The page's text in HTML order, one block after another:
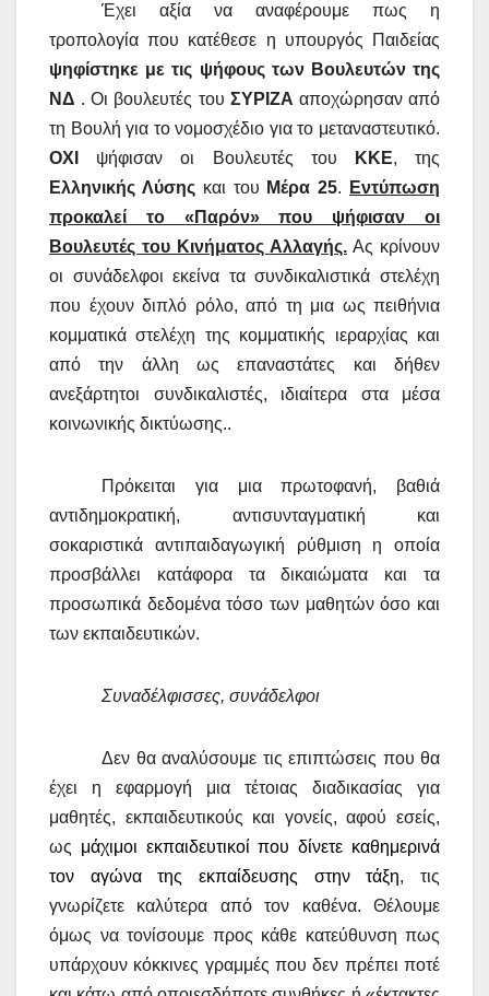
Έχει αξία να αναφέρουμε πως η
τροπολογία που κατέθεσε η υπουργός Παιδείας
ψηφίστηκε με τις ψήφους των Βουλευτών της
ΝΔ . Οι βουλευτές του ΣΥΡΙΖΑ αποχώρησαν από
τη Βουλή για το νομοσχέδιο για το μεταναστευτικό.
ΟΧΙ ψήφισαν οι Βουλευτές του ΚΚΕ, της
Ελληνικής Λύσηςκαι του Μέρα 25.
Εντύπωση
προκαλεί το «Παρόν» που ψήφισαν οι
Βουλευτές του Κινήματος Αλλαγής. Ας κρίνουν
οι συνάδελφοι εκείνα τα συνδικαλιστικά στελέχη
που έχουν διπλό ρόλο, από τη μια ως πειθήνια
κομματικά στελέχη της κομματικής ιεραρχίας και
από την άλλη ως επαναστάτες και δήθεν
ανεξάρτητοι συνδικαλιστές, ιδιαίτερα στα μέσα
κοινωνικής δικτύωσης..
Πρόκειται για μια πρωτοφανή, βαθιά
αντιδημοκρατική, αντισυνταγματική και
σοκαριστικά αντιπαιδαγωγική ρύθμιση η οποία
προσβάλλει κατάφορα τα δικαιώματα και τα
προσωπικά δεδομένα τόσο των μαθητών όσο και
των εκπαιδευτικών.
Συναδέλφισσες, συνάδελφοι
Δεν θα αναλύσουμε τις επιπτώσεις που θα
έχει η εφαρμογή μια τέτοιας διαδικασίας για
μαθητές, εκπαιδευτικούς και γονείς, αφού εσείς,
ως μάχιμοι εκπαιδευτικοί που δίνετε καθημερινά
τον αγώνα της εκπαίδευσης στην τάξη, τις
γνωρίζετε καλύτερα από τον καθένα. Θέλουμε
όμως να τονίσουμε προς κάθε κατεύθυνση πως
υπάρχουν κόκκινες γραμμές που δεν πρέπει ποτέ